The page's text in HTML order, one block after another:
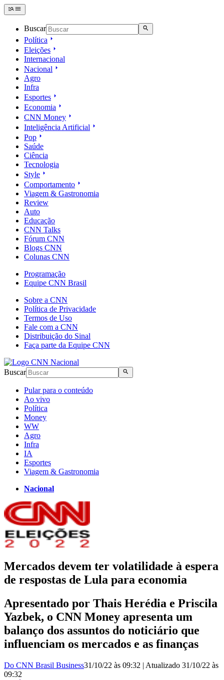
Buscar
Política
Eleições
Internacional
Nacional
Agro
Infra
Esportes
Economia
CNN Money
Inteligência Artificial
Pop
Saúde
Ciência
Tecnologia
Style
Comportamento
Viagem & Gastronomia
Review
Auto
Educação
CNN Talks
Fórum CNN
Blogs CNN
Colunas CNN
Programação
Equipe CNN Brasil
Sobre a CNN
Política de Privacidade
Termos de Uso
Fale com a CNN
Distribuição do Sinal
Faça parte da Equipe CNN
Buscar
Pular para o conteúdo
Ao vivo
Política
Money
WW
Agro
Infra
IA
Esportes
Viagem & Gastronomia
Nacional
Mercados devem ter volatilidade à espera
de respostas de Lula para economia
Apresentado por Thais Herédia e Priscila
Yazbek, o CNN Money apresenta um
balanço dos assuntos do noticiário que
influenciam os mercados e as finanças
Do CNN Brasil Business31/10/22 às 09:32 | Atualizado 31/10/22 às
09:32